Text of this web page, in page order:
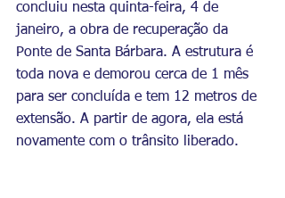
concluiu nesta quinta-feira, 4 de
janeiro, a obra de recuperação da
Ponte de Santa Bárbara. A estrutura é
toda nova e demorou cerca de 1 mês
para ser concluída e tem 12 metros de
extensão. A partir de agora, ela está
novamente com o trânsito liberado.